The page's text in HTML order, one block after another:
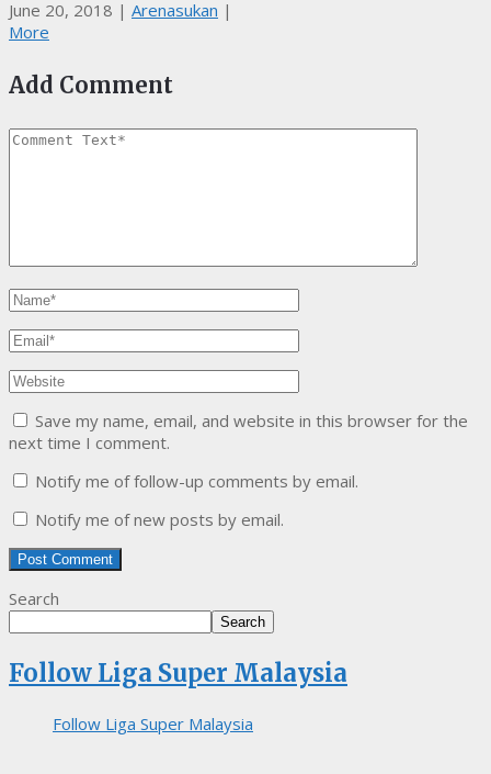
June 20, 2018 | Arenasukan |
More
Add Comment
Save my name, email, and website in this browser for the
next time I comment.
Notify me of follow-up comments by email.
Notify me of new posts by email.
Search
Search
Follow Liga Super Malaysia
Follow Liga Super Malaysia